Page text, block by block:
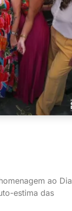
ao Dia
estima das